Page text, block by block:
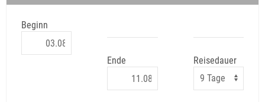
Beginn
Ende Reisedauer